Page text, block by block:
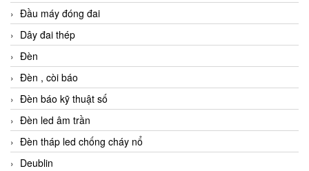
Đầu máy đóng đai
Dây đai thép
Đèn
Đèn , còi báo
Đèn báo kỹ thuật số
Đèn led âm trần
Đèn tháp led chống cháy nổ
Deublin